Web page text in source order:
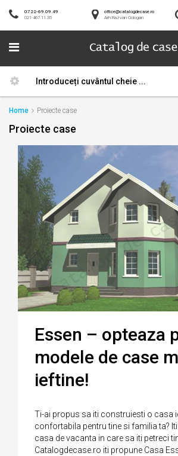
office@catalogdecase.ro
Arh.Razvan Gologan
0722-69.09.49
021-467.11.35
Home Proiecte case
Proiecte case
Essen – opteaza
modele de case
ieftine!
Ti-ai propus sa iti construiesti o casa
confortabila pentru tine si familia ta?
casa de vacanta in care sa iti petreci
Catalogdecase.ro iti propune Casa